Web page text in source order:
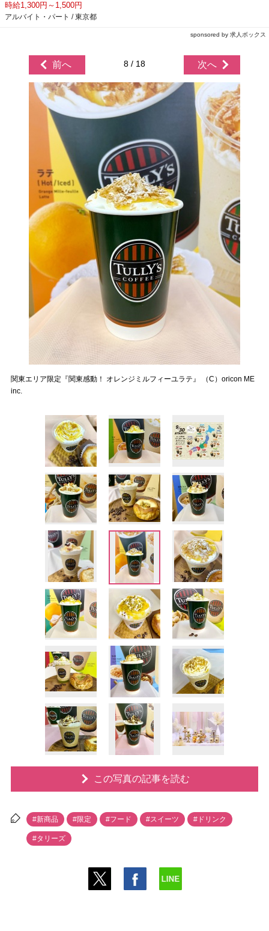
時給1,300円～1,500円
アルバイト・パート / 東京都
sponsored by 求人ボックス
前へ 8 / 18 次へ
関東エリア限定『関東感動！ オレンジミルフィーユラテ』 （C）oricon ME
inc.
この写真の記事を読む
#新商品 #限定 #フード #スイーツ #ドリンク
#タリーズ